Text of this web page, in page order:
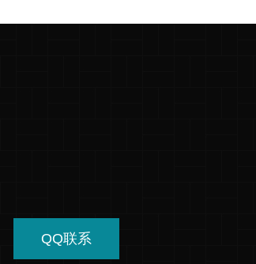
QQ联系